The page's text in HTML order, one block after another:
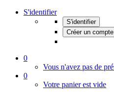
S'identifier
S'identifier
Créer un compte
0
Vous n'avez pas de
0
Votre panier est vide